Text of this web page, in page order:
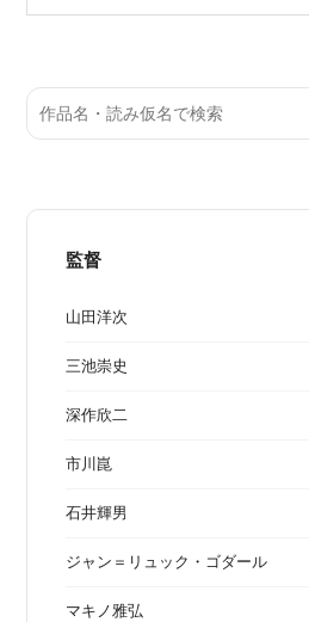
監督
山田洋次
三池崇史
深作欣二
市川崑
石井輝男
ジャン＝リュック・ゴダール
マキノ雅弘